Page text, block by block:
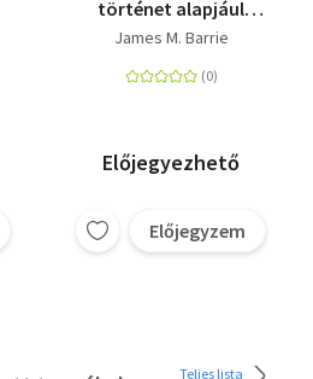
történet alapjául
szolgáló két kisregény
James M. Barrie
Előjegyezhető
Előjegyzem
Teljes lista